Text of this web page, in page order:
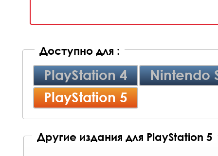
Доступно для :
PlayStation 4
Nintendo
PlayStation 5
Другие издания для PlayStation 5